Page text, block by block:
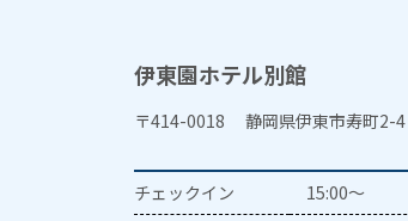
伊東園ホテル別館
〒414-0018 静岡県伊東市寿町2-4
チェックイン 15:00～